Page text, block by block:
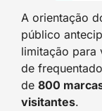
A orientação
público
limitação para
de
de 800
visitantes.